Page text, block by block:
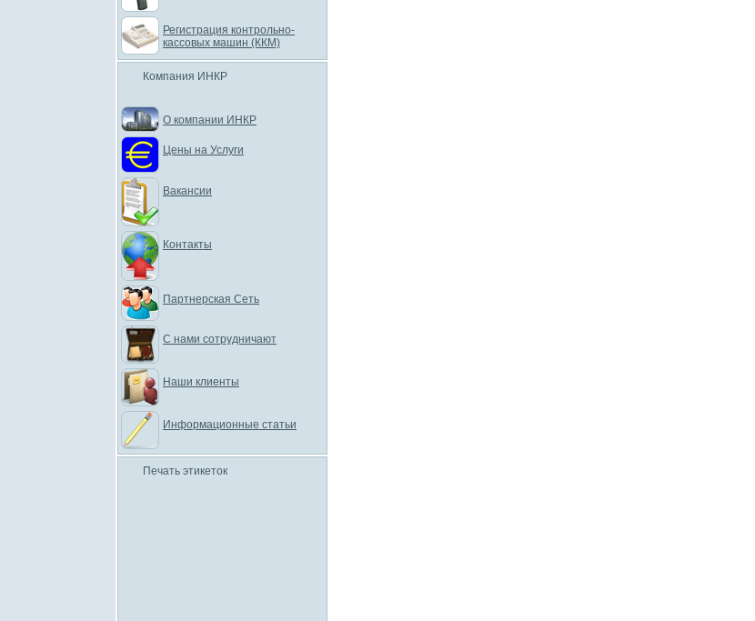
Регистрация контрольно-
кассовых машин (ККМ)
Компания ИНКР
О компании ИНКР
Цены на Услуги
Вакансии
Контакты
Партнерская Сеть
С нами сотрудничают
Наши клиенты
Информационные статьи
Печать этикеток